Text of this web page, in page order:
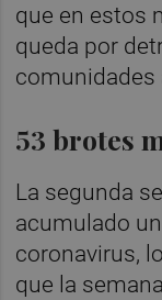
que en estos
queda por
53 brotes
La segunda
acumulado
coronavirus,
que la